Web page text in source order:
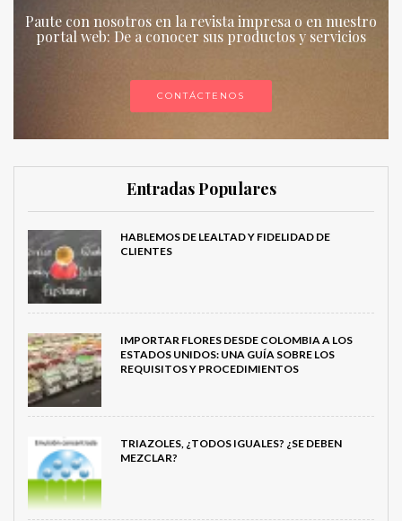
Paute con nosotros en la revista impresa o en nuestro
portal web: De a conocer sus productos y servicios
CONTÁCTENOS
Entradas Populares
HABLEMOS DE LEALTAD Y FIDELIDAD DE
CLIENTES
IMPORTAR FLORES DESDE COLOMBIA A LOS
ESTADOS UNIDOS: UNA GUÍA SOBRE LOS
REQUISITOS Y PROCEDIMIENTOS
TRIAZOLES, ¿TODOS IGUALES? ¿SE DEBEN
MEZCLAR?